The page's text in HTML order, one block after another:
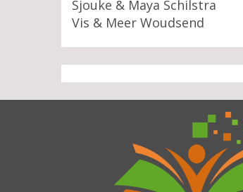
Sjouke & Maya Schilstra
Vis & Meer Woudsend